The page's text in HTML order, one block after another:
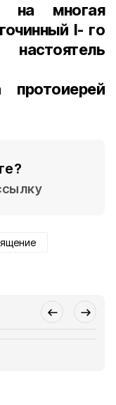
на многая
I- го
настоятель
протоиерей